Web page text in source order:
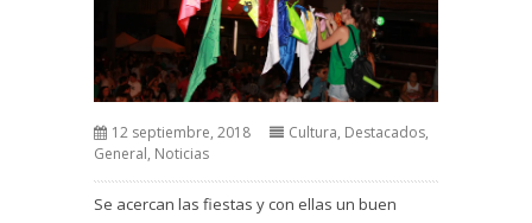
12 septiembre, 2018 Cultura, Destacados,
General, Noticias
Se acercan las fiestas y con ellas un buen